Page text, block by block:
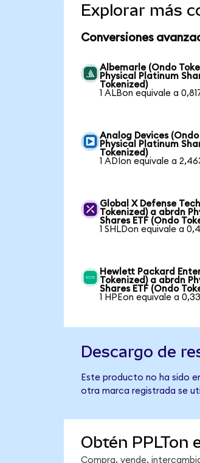
Explorar más
Conversiones
Albemarle (Ondo
Physical Platinum
Tokenized)
1 ALBon equivale a
Analog Devices
Physical Platinum
Tokenized)
1 ADIon equivale a
Global X Defense
Tokenized) a abrdn
Shares ETF (Ondo
1 SHLDon equivale a
Hewlett Packard
Tokenized) a abrdn
Shares ETF (Ondo
1 HPEon equivale a
Descargo de
Este producto no ha sido
otra marca registrada se
Obtén PPLTon
Compra, vende,